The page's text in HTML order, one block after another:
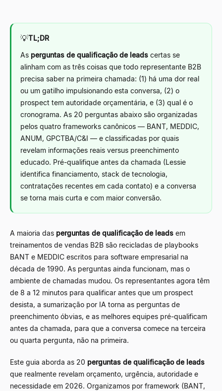
💡TL;DR
As perguntas de qualificação de leads certas se
alinham com as três coisas que todo representante B2B
precisa saber na primeira chamada: (1) há uma dor real
ou um gatilho impulsionando esta conversa, (2) o
prospect tem autoridade orçamentária, e (3) qual é o
cronograma. As 20 perguntas abaixo são organizadas
pelos quatro frameworks canônicos — BANT, MEDDIC,
ANUM, GPCTBA/C&I — e classificadas por quais
revelam informações reais versus preenchimento
educado. Pré-qualifique antes da chamada (Lessie
identifica financiamento, stack de tecnologia,
contratações recentes em cada contato) e a conversa
se torna mais curta e com maior conversão.
A maioria das perguntas de qualificação de leads em
treinamentos de vendas B2B são recicladas de playbooks
BANT e MEDDIC escritos para software empresarial na
década de 1990. As perguntas ainda funcionam, mas o
ambiente de chamadas mudou. Os representantes agora têm
de 8 a 12 minutos para qualificar antes que um prospect
desista, a sumarização por IA torna as perguntas de
preenchimento óbvias, e as melhores equipes pré-qualificam
antes da chamada, para que a conversa comece na terceira
ou quarta pergunta, não na primeira.
Este guia aborda as 20 perguntas de qualificação de leads
que realmente revelam orçamento, urgência, autoridade e
necessidade em 2026. Organizamos por framework (BANT,